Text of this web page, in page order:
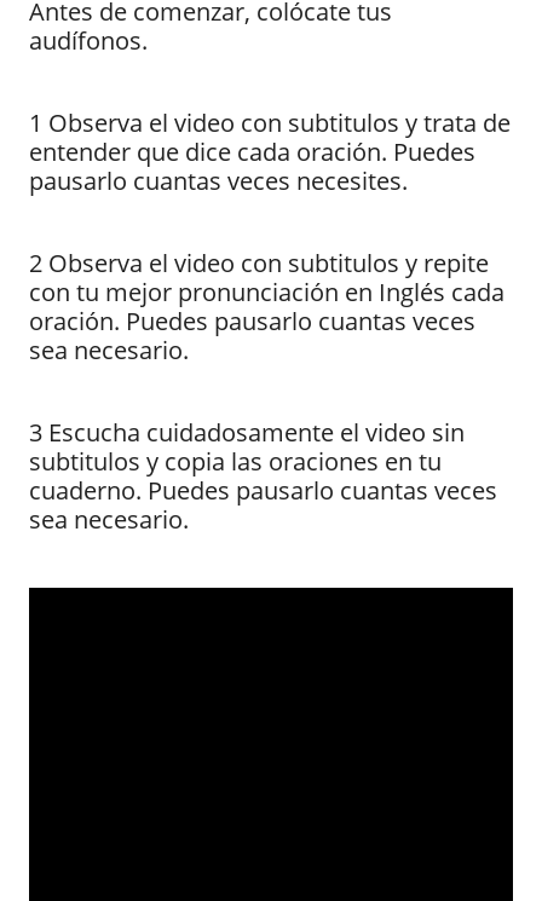
Antes de comenzar, colócate tus
audífonos.
1 Observa el video con subtitulos y trata de
entender que dice cada oración. Puedes
pausarlo cuantas veces necesites.
2 Observa el video con subtitulos y repite
con tu mejor pronunciación en Inglés cada
oración. Puedes pausarlo cuantas veces
sea necesario.
3 Escucha cuidadosamente el video sin
subtitulos y copia las oraciones en tu
cuaderno. Puedes pausarlo cuantas veces
sea necesario.